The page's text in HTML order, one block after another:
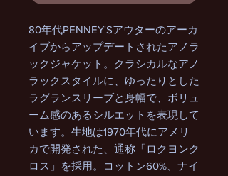
80年代PENNEY'Sアウターのアーカ
イブからアップデートされたアノラ
ックジャケット。クラシカルなアノ
ラックスタイルに、ゆったりとした
ラグランスリーブと身幅で、ボリュ
ーム感のあるシルエットを表現して
います。生地は1970年代にアメリ
カで開発された、通称「ロクヨンク
ロス」を採用。コットン60%、ナイ